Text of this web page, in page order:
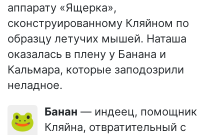
аппарату «Ящерка»,
сконструированному Кляйном по
образцу летучих мышей. Наташа
оказалась в плену у Банана и
Кальмара, которые заподозрили
неладное.
🐸 Банан — индеец, помощник
Кляйна, отвратительный с